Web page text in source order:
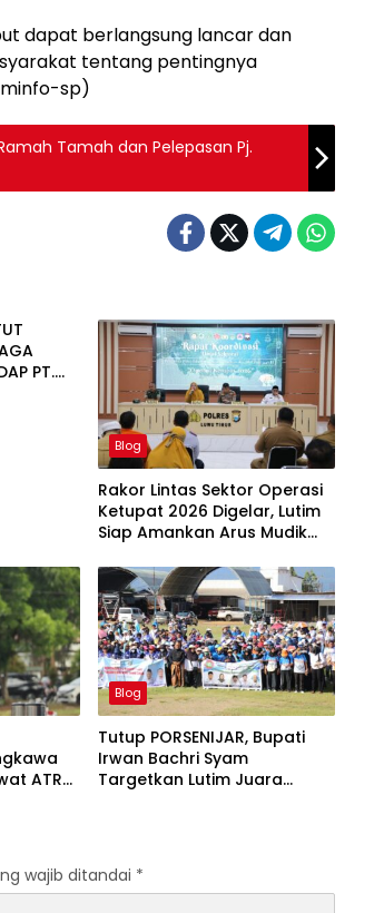
dapat berlangsung lancar dan
tentang pentingnya
sp)
Tamah dan Pelepasan Pj.
PT.
Blog
Rakor Lintas Sektor Operasi
Ketupat 2026 Digelar, Lutim
Siap Amankan Arus Mudik
ATR
Blog
Tutup PORSENIJAR, Bupati
Irwan Bachri Syam
Targetkan Lutim Juara
wajib ditandai *